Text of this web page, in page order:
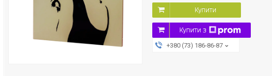
Купити
Купити з
+380 (73) 186-86-87